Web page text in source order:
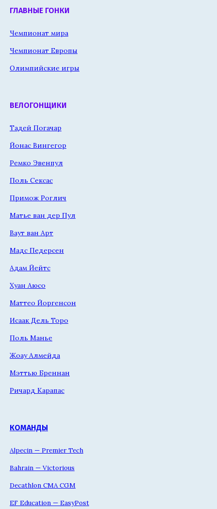
ГЛАВНЫЕ ГОНКИ
Чемпионат мира
Чемпионат Европы
Олимпийские игры
ВЕЛОГОНЩИКИ
Тадей Погачар
Йонас Вингегор
Ремко Эвенпул
Поль Сексас
Примож Роглич
Матье ван дер Пул
Ваут ван Арт
Мадс Педерсен
Адам Йейтс
Хуан Аюсо
Маттео Йоргенсон
Исаак Дель Торо
Поль Манье
Жоау Алмейда
Мэттью Бреннан
Ричард Карапас
КОМАНДЫ
Alpecin — Premier Tech
Bahrain — Victorious
Decathlon CMA CGM
EF Education — EasyPost